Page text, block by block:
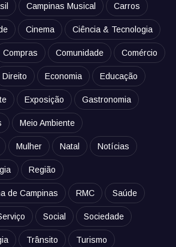
Campinas Musical Carros
Cinema Ciência & Tecnologia
Compras Comunidade Comércio
Direito Economia Educação
Exposição Gastronomia
Meio Ambiente
Mulher Natal Notícias
Região
de Campinas RMC Saúde
Social Sociedade
Trânsito Turismo